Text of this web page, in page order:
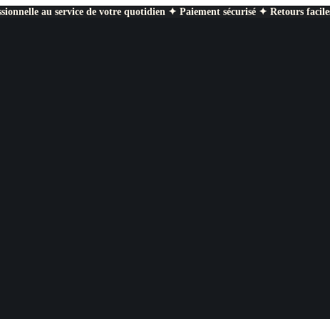
au service de votre quotidien ✦ Paiement sécurisé ✦ Retours